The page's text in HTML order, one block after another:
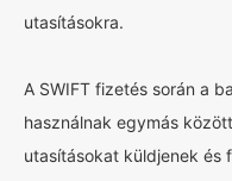
utasításokra.
A SWIFT fizetés során a
használnak egymás
utasításokat küldjenek és